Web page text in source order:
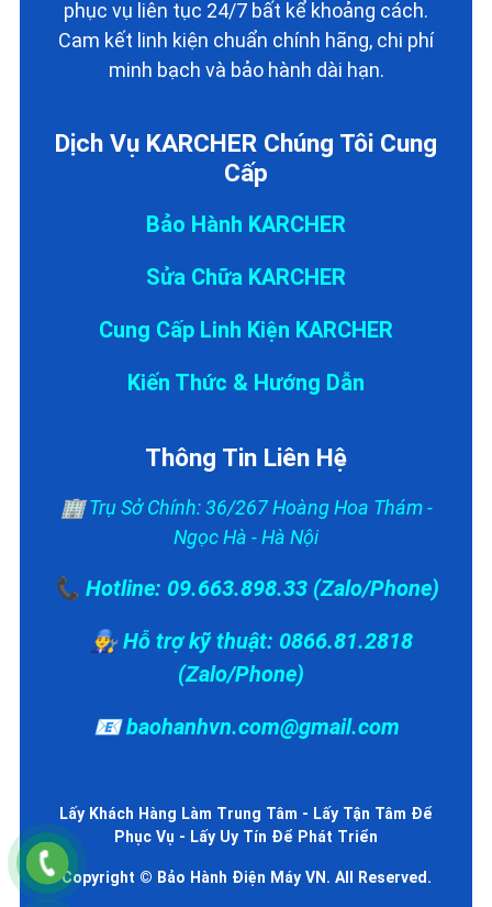
phục vụ liên tục 24/7 bất kể khoảng cách.
Cam kết linh kiện chuẩn chính hãng, chi phí
minh bạch và bảo hành dài hạn.
Dịch Vụ KARCHER Chúng Tôi Cung
Cấp
Bảo Hành KARCHER
Sửa Chữa KARCHER
Cung Cấp Linh Kiện KARCHER
Kiến Thức & Hướng Dẫn
Thông Tin Liên Hệ
🏢 Trụ Sở Chính: 36/267 Hoàng Hoa Thám -
Ngọc Hà - Hà Nội
📞 Hotline: 09.663.898.33 (Zalo/Phone)
👨‍🔧 Hỗ trợ kỹ thuật: 0866.81.2818
(Zalo/Phone)
📧 baohanhvn.com@gmail.com
Lấy Khách Hàng Làm Trung Tâm - Lấy Tận Tâm Để
Phục Vụ - Lấy Uy Tín Để Phát Triển
Copyright © Bảo Hành Điện Máy VN. All Reserved.